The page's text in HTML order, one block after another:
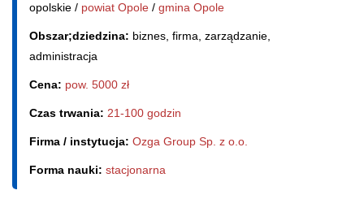
opolskie / powiat Opole / gmina Opole
Obszar;dziedzina: biznes, firma, zarządzanie,
administracja
Cena: pow. 5000 zł
Czas trwania: 21-100 godzin
Firma / instytucja: Ozga Group Sp. z o.o.
Forma nauki: stacjonarna